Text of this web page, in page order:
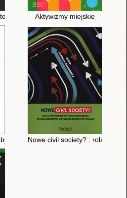
: historia, teoria, praktyka
Aktywizmy miejskie
: między teorią a praktyką
Nowe civil society? : rola